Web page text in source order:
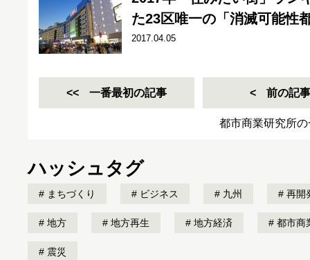
た23区唯一の「消滅可能性
2017.04.05
一番最初の記事 前の記事
都市商業研究所
ハッシュタグ
まちづくり ビジネス 九州 再開
地方 地方再生 地方経済 都市商
震災